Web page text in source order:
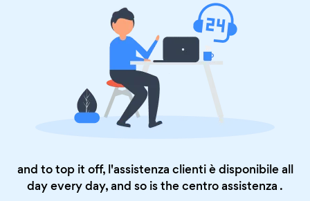
and to top it off, l'assistenza clienti è disponibile all
day every day, and so is thecentro assistenza .